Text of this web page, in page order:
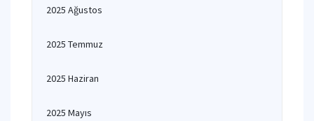
2025 Ağustos
2025 Temmuz
2025 Haziran
2025 Mayıs